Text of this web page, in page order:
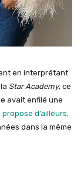
en interprétant
Star Academy, ce
avait enfilé une
d’ailleurs,
dans la même